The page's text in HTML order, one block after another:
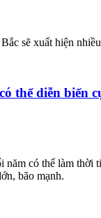
sẽ xuất hiện
thể diễn biến
có thể làm thời
bão mạnh.